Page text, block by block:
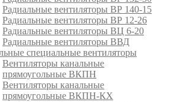
Радиальные вентиляторы ВР 140-15
Радиальные вентиляторы ВР 12-26
Радиальные вентиляторы ВЦ 6-20
Радиальные вентиляторы ВВД
специальные вентиляторы
Вентиляторы канальные
прямоугольные ВКПН
Вентиляторы канальные
прямоугольные ВКПН-КХ